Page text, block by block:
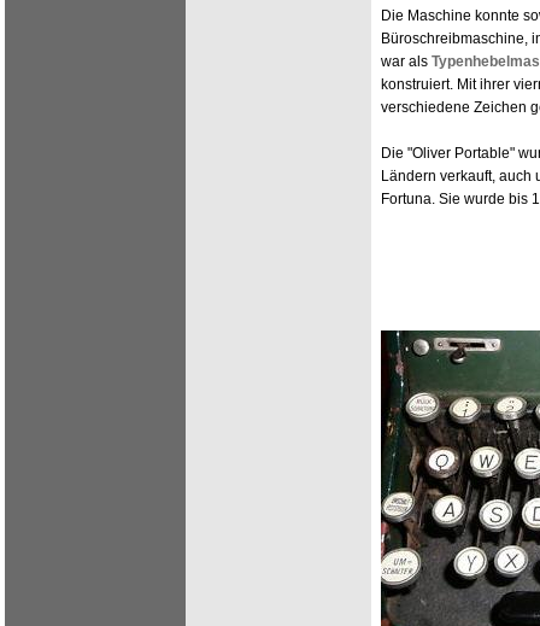
Die Maschine konnte
Büroschreibmaschine,
war als
konstruiert. Mit ihrer
verschiedene Zeichen
Die "Oliver Portable"
Ländern verkauft, auch
Fortuna. Sie wurde bis